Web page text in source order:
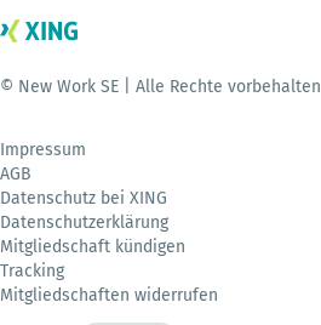
© New Work SE | Alle Rechte vorbehalten
Impressum
AGB
Datenschutz bei XING
Datenschutzerklärung
Mitgliedschaft kündigen
Tracking
Mitgliedschaften widerrufen